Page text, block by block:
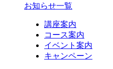
お知らせ一覧
講座案内
コース案内
イベント案内
キャンペーン